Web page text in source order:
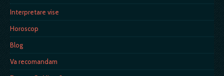
Interpretare vise
Horoscop
Blog
Va recomandam